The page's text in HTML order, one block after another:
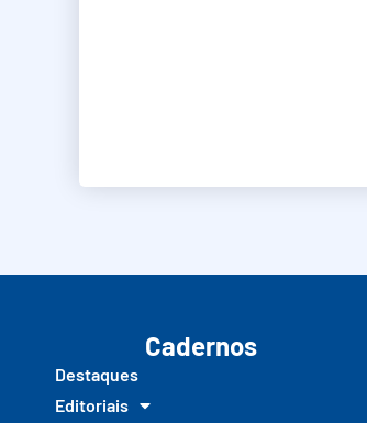
Cadernos
Destaques
Editoriais